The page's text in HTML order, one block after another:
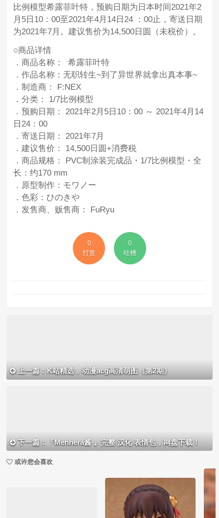
比例模型希露菲叶特，预购日期为日本时间2021年2
月5日10：00至2021年4月14日24 ：00止，寄送日期
为2021年7月。建议售价为14,500日圆（未税价）。
○商品详情
．商品名称： 希露菲叶特
．作品名称：无职转生~到了异世界就拿出真本事~
．制造商： F:NEX
．分类： 1/7比例模型
．预购日期： 2021年2月5日10：00 ～ 2021年4月14
日24：00
．寄送日期： 2021年7月
．建议售价： 14,500日圆+消费税
．商品规格： PVC制涂装完成品・1/7比例模型・全
长：约170 mm
．原型制作：モワノー
．色彩：ひのきや
．发售商、贩售商： FuRyu
0
打赏
0
吐槽
上一篇：K站精选，动漫acg高清萌图（第2期）
下一篇：『Menhera酱 』完整 汉化 表情包，网盘下载！
或许您会喜欢